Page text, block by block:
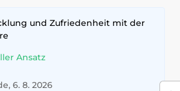
und Zufriedenheit mit der
Ansatz
6. 8. 2026